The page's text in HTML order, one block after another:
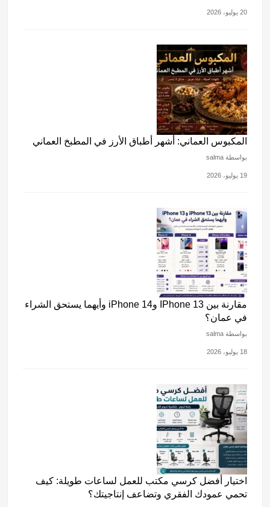
20 يوليو، 2026
المكبوس العماني: أشهر أطباق الأرز في المطبخ العماني
بواسطة salma
19 يوليو، 2026
مقارنة بين IPhone 13 وiPhone 14 وأيهما يستحق الشراء
في عمان؟
بواسطة salma
18 يوليو، 2026
اختيار أفضل كرسي مكتب للعمل لساعات طويلة: كيف
تحمي عمودك الفقري وتضاعف إنتاجيتك؟